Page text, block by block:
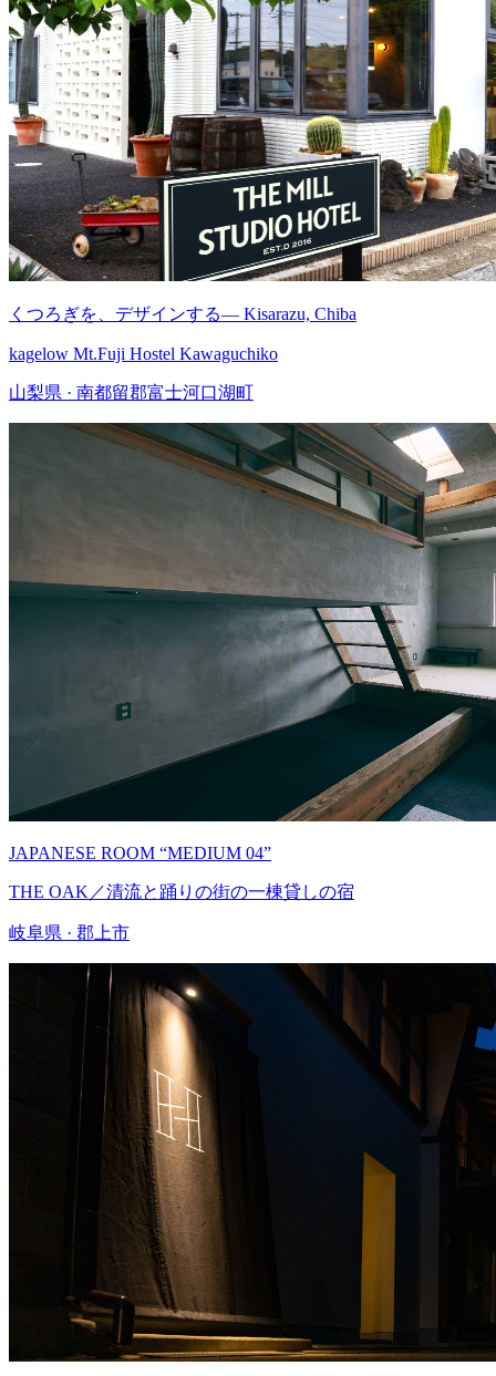
くつろぎを、デザインする— Kisarazu, Chiba
kagelow Mt.Fuji Hostel Kawaguchiko
山梨県 · 南都留郡富士河口湖町
JAPANESE ROOM “MEDIUM 04”
THE OAK／清流と踊りの街の一棟貸しの宿
岐阜県 · 郡上市